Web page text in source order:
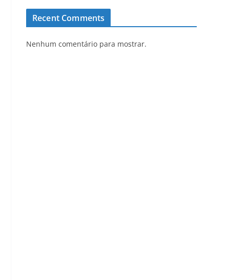
Recent Comments
Nenhum comentário para mostrar.